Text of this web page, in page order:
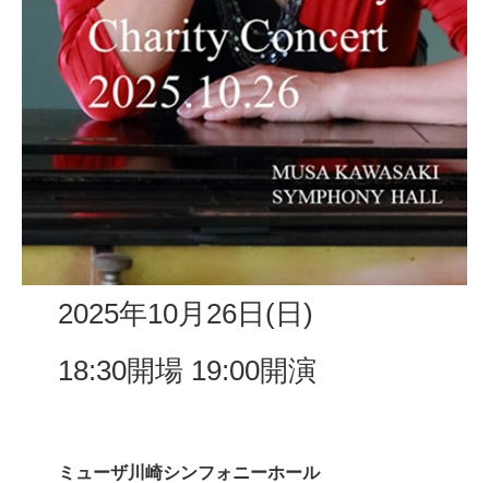
2025年10月26日(日)
18:30開場 19:00開演
ミューザ川崎シンフォニーホール